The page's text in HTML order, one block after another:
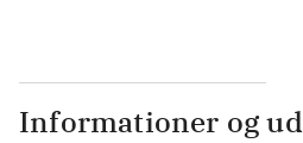
Informationer og